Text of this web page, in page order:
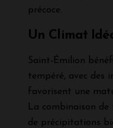
précoce.
Un Climat
Saint-Émilion
tempéré, avec des
favorisent une
La combinaison
de précipitations